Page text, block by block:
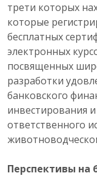
трети которых
которые
бесплатных
электронных
посвященных
разработки
банковского
инвестирования
ответственного
Перспективы на